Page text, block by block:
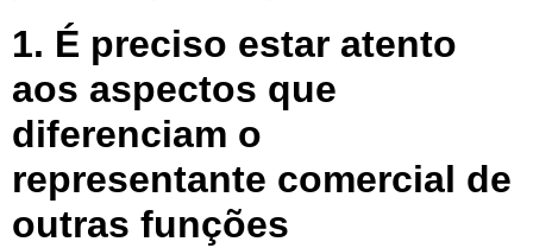
1. É preciso estar atento
aos aspectos que
diferenciam o
representante comercial de
outras funções